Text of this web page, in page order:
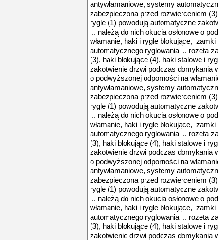
antywłamaniowe, systemy
zabezpieczona przed rozwierceniem
rygle (1) powodują automatyczne
... należą do nich okucia osłonowe o
włamanie, haki i rygle blokujące,
automatycznego ryglowania ... rozeta
(3), haki blokujące (4), haki stalowe i
zakotwienie drzwi podczas domykania
o podwyższonej odporności na
antywłamaniowe, systemy
zabezpieczona przed rozwierceniem
rygle (1) powodują automatyczne
... należą do nich okucia osłonowe o
włamanie, haki i rygle blokujące,
automatycznego ryglowania ... rozeta
(3), haki blokujące (4), haki stalowe i
zakotwienie drzwi podczas domykania
o podwyższonej odporności na
antywłamaniowe, systemy
zabezpieczona przed rozwierceniem
rygle (1) powodują automatyczne
... należą do nich okucia osłonowe o
włamanie, haki i rygle blokujące,
automatycznego ryglowania ... rozeta
(3), haki blokujące (4), haki stalowe i
zakotwienie drzwi podczas domykania